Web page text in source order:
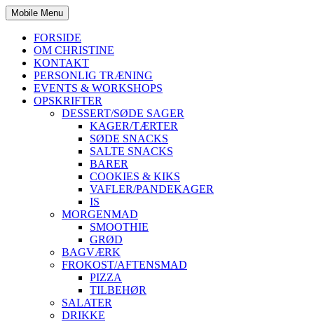
Mobile Menu
FORSIDE
OM CHRISTINE
KONTAKT
PERSONLIG TRÆNING
EVENTS & WORKSHOPS
OPSKRIFTER
DESSERT/SØDE SAGER
KAGER/TÆRTER
SØDE SNACKS
SALTE SNACKS
BARER
COOKIES & KIKS
VAFLER/PANDEKAGER
IS
MORGENMAD
SMOOTHIE
GRØD
BAGVÆRK
FROKOST/AFTENSMAD
PIZZA
TILBEHØR
SALATER
DRIKKE